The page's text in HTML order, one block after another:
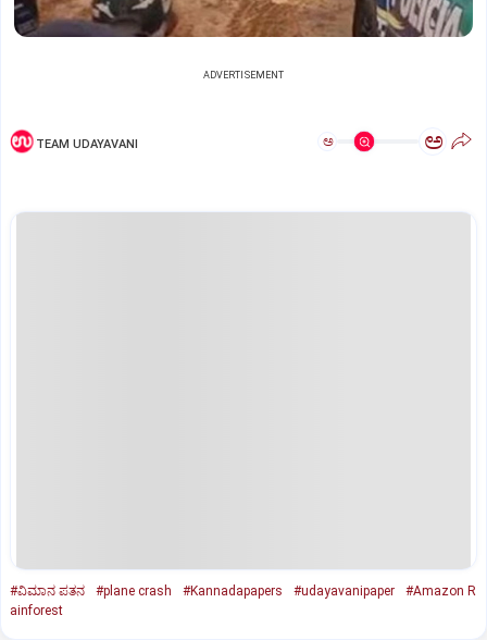
ADVERTISEMENT
TEAM UDAYAVANI ಅ ಅ
#ವಿಮಾನ ಪತನ #plane crash #Kannadapapers #udayavanipaper
#Amazon R
ainforest